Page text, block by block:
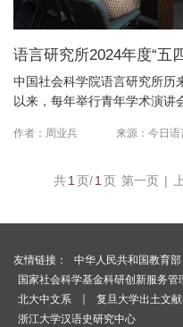
语言研究所2024年度“五
中国社会科学院语言研究所历
以来，每年举行青年学术演讲
作者：周业兵 来源：今日语
共1 页/1 页 第一页 |
友情链接： 中华人民共和国教育部
国家社会科学基金科研创新服务管
北大中文系
｜ 复旦大学出土文
浙江大学汉语史研究中心